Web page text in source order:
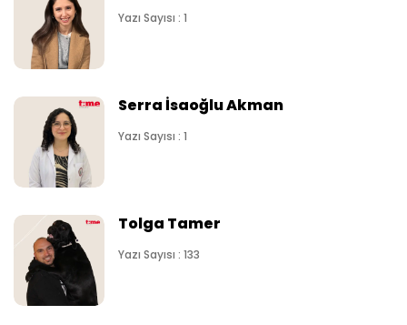
Yazı Sayısı : 1
Serra İsaoğlu Akman
Yazı Sayısı : 1
Tolga Tamer
Yazı Sayısı : 133